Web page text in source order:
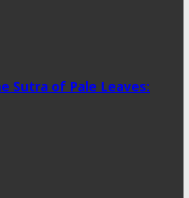
Sutra of Pale Leaves: